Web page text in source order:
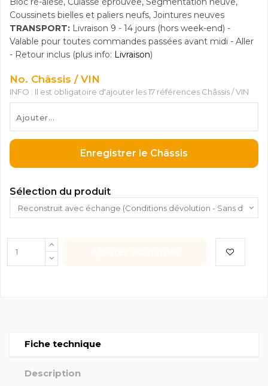
Coussinets bielles et paliers neufs, Jointures neuves
TRANSPORT: Livraison 9 - 14 jours (hors week-end) -
Valable pour toutes commandes passées avant midi - Aller
- Retour inclus (plus info: Livraison)
No. Châssis / VIN
INFO : Il est obligatoire d'ajouter les 17 références Châssis / VIN
Enregistrer le Châssis
Sélection du produit
Fiche technique
Description